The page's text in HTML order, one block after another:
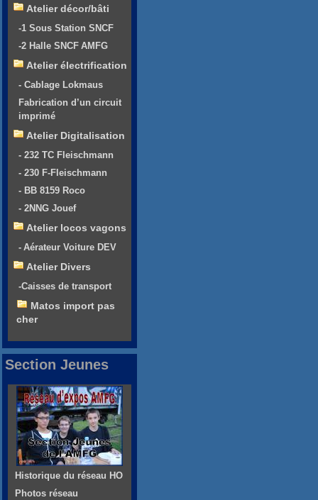
Atelier décor/bâti
-1 Sous Station SNCF
-2 Halle SNCF AMFG
Atelier électrification
- Cablage Lokmaus
Fabrication d’un circuit
imprimé
Atelier Digitalisation
- 232 TC Fleischmann
- 230 F-Fleischmann
- BB 8159 Roco
- 2NNG Jouef
Atelier locos vagons
- Aérateur Voiture DEV
Atelier Divers
-Caisses de transport
Matos import pas
cher
Section Jeunes
Historique du réseau HO
Photos réseau